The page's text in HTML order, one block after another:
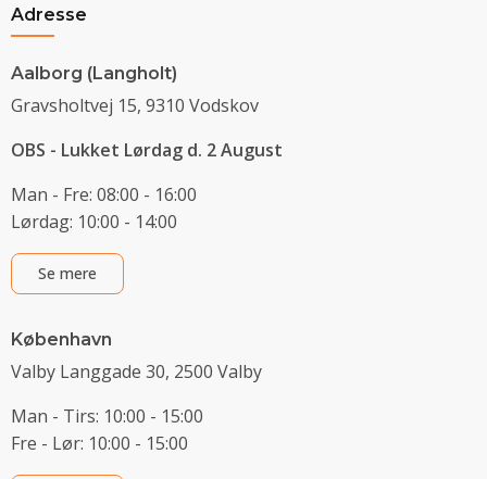
Adresse
Aalborg (Langholt)
Gravsholtvej 15, 9310 Vodskov
OBS - Lukket Lørdag d. 2 August
Man - Fre: 08:00 - 16:00
Lørdag: 10:00 - 14:00
Se mere
København
Valby Langgade 30, 2500 Valby
Man - Tirs: 10:00 - 15:00
Fre - Lør: 10:00 - 15:00